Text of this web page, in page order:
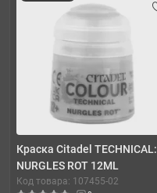
Краска Citadel TECHNICAL:
NURGLES ROT 12ML
Код товара: 107455-02